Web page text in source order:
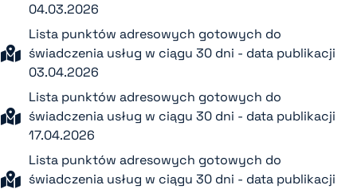
04.03.2026
Lista punktów adresowych gotowych do
świadczenia usług w ciągu 30 dni - data publikacji
03.04.2026
Lista punktów adresowych gotowych do
świadczenia usług w ciągu 30 dni - data publikacji
17.04.2026
Lista punktów adresowych gotowych do
świadczenia usług w ciągu 30 dni - data publikacji